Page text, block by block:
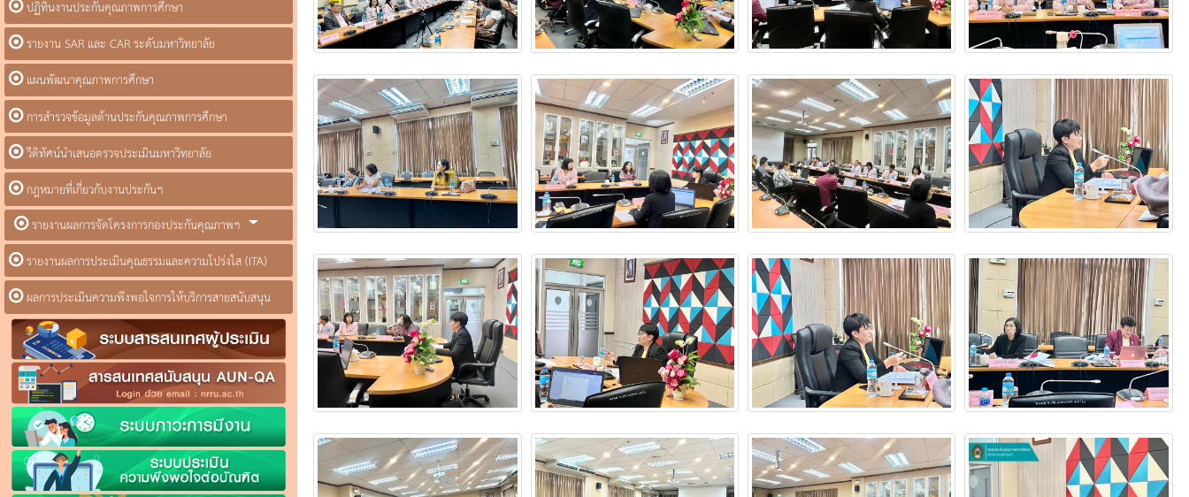
ปฏิทินงานประกันคุณภาพการศึกษา
รายงาน SAR และ CAR ระดับมหาวิทยาลัย
แผนพัฒนาคุณภาพการศึกษา
การสำรวจข้อมูลด้านประกันคุณภาพการศึกษา
วีดิทัศน์นำเสนอตรวจประเมินมหาวิทยาลัย
กฎหมายที่เกี่ยวกับงานประกันฯ
รายงานผลการจัดโครงการกองประกันคุณภาพฯ
รายงานผลการประเมินคุณธรรมและความโปร่งใส (ITA)
ผลการประเมินความพึงพอใจการให้บริการสายสนับสนุน